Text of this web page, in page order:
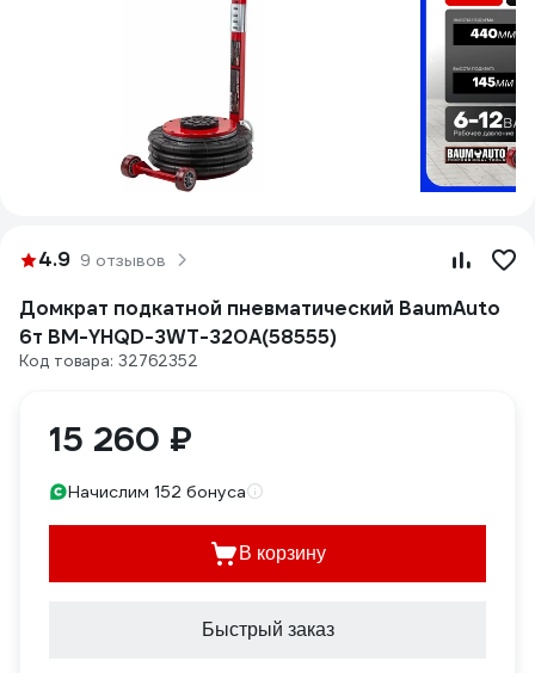
4.9 9 отзывов
Домкрат подкатной пневматический BaumAuto
6т BM-YHQD-3WT-320A(58555)
Код товара: 32762352
15 260 ₽
Начислим 152 бонуса
В корзину
Быстрый заказ